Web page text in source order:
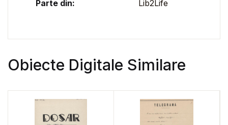
Parte din: Lib2Life
Obiecte Digitale Similare